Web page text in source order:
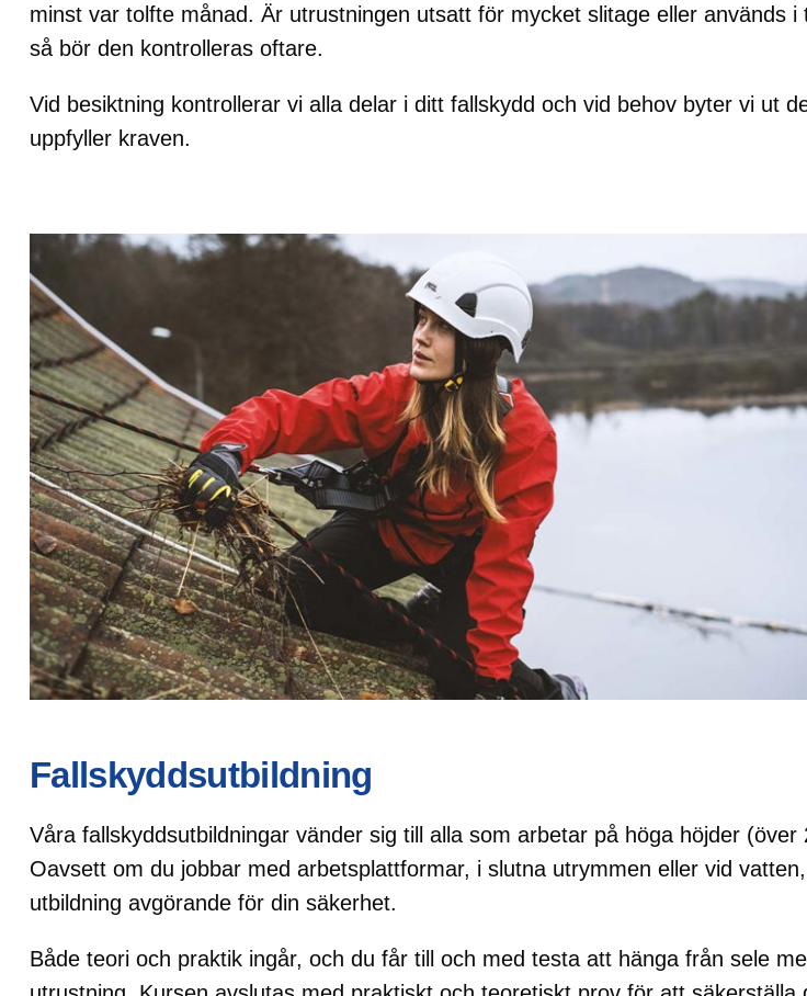
minst var tolfte månad. Är utrustningen utsatt för mycket slitage eller används i
så bör den kontrolleras oftare.
Vid besiktning kontrollerar vi alla delar i ditt fallskydd och vid behov byter vi ut
uppfyller kraven.
Fallskyddsutbildning
Våra fallskyddsutbildningar vänder sig till alla som arbetar på höga höjder (över
Oavsett om du jobbar med arbetsplattformar, i slutna utrymmen eller vid
utbildning avgörande för din säkerhet.
Både teori och praktik ingår, och du får till och med testa att hänga från sele